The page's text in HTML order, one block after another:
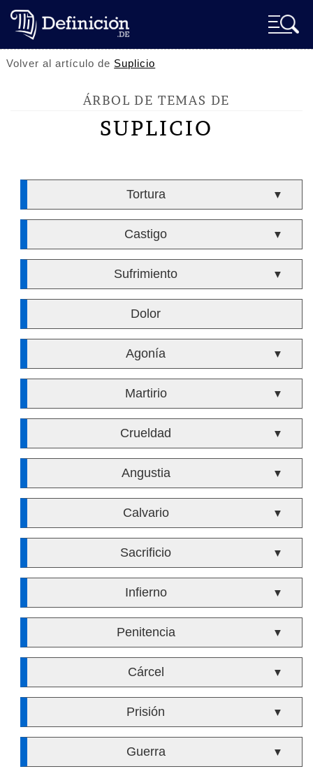
Volver al artículo de Suplicio
ÁRBOL DE TEMAS DE
SUPLICIO
Tortura ▼
Castigo ▼
Sufrimiento ▼
Dolor
Agonía ▼
Martirio ▼
Crueldad ▼
Angustia ▼
Calvario ▼
Sacrificio ▼
Infierno ▼
Penitencia ▼
Cárcel ▼
Prisión ▼
Guerra ▼